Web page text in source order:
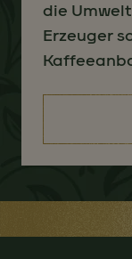
die
Erzeuger